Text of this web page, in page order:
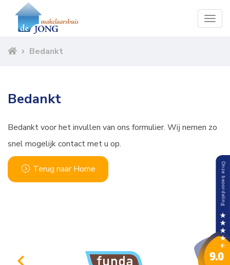
Bedankt
Bedankt
Bedankt voor het invullen van ons formulier. Wij nemen zo
snel mogelijk contact met u op.
Terug naar Home